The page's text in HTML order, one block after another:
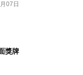
07日
獎牌